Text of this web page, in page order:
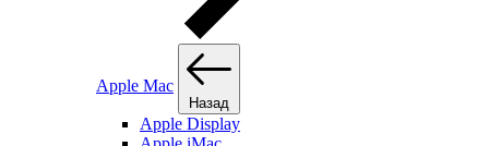
Apple Mac
Назад
Apple Display